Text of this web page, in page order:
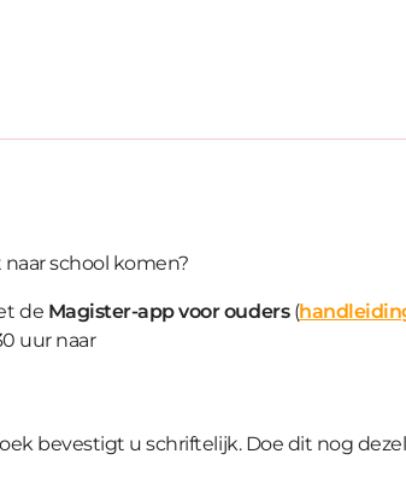
school komen?
de Magister-app voor ouders(
uur naar
bevestigt u schriftelijk. Doe dit nog